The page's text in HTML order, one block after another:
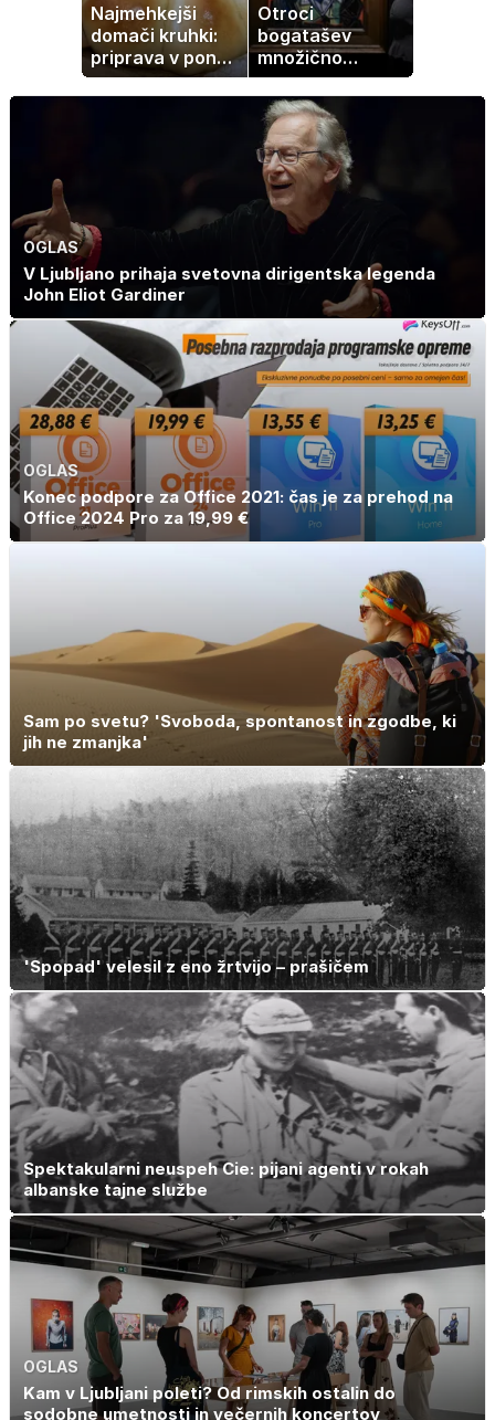
Najmehkejši
domači kruhki:
priprava v ponvi
je trik za popoln
rezultat
Otroci
bogatašev
množično
prodajajo
družinske
zbirke: raje imajo
denar kot
umetnine
OGLAS
V Ljubljano prihaja svetovna dirigentska legenda
John Eliot Gardiner
OGLAS
Konec podpore za Office 2021: čas je za prehod na
Office 2024 Pro za 19,99 €
Sam po svetu? 'Svoboda, spontanost in zgodbe, ki
jih ne zmanjka'
'Spopad' velesil z eno žrtvijo – prašičem
Spektakularni neuspeh Cie: pijani agenti v rokah
albanske tajne službe
OGLAS
Kam v Ljubljani poleti? Od rimskih ostalin do
sodobne umetnosti in večernih koncertov